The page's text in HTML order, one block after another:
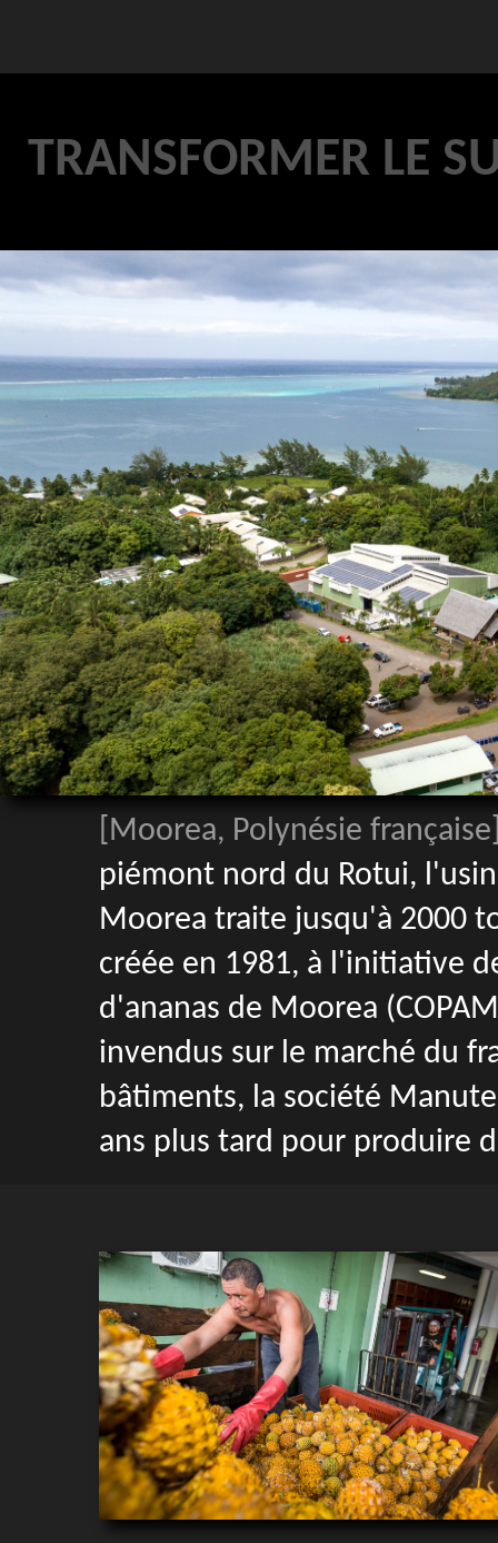
TRANSFORMER LE
[Moorea, Polynésie
piémont nord du Rotui,
Moorea traite jusqu'à 2000
créée en 1981, à l'initiative
d'ananas de Moorea
invendus sur le marché du
bâtiments, la société
ans plus tard pour produire